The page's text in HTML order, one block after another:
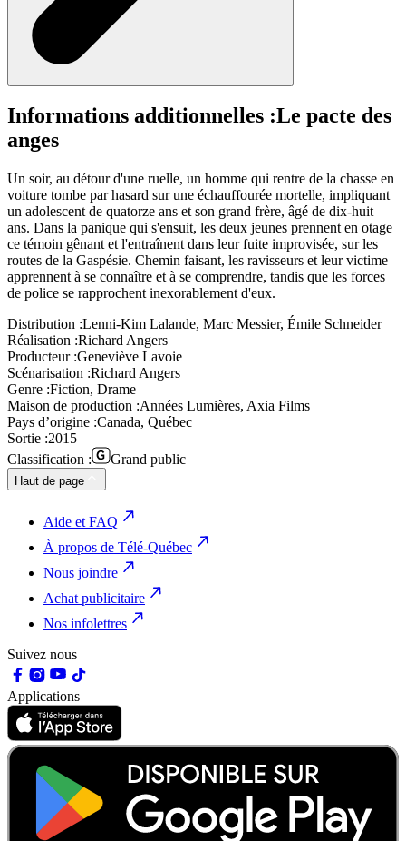
Informations additionnelles :Le pacte des
anges
Un soir, au détour d'une ruelle, un homme qui rentre de la chasse en
voiture tombe par hasard sur une échauffourée mortelle, impliquant
un adolescent de quatorze ans et son grand frère, âgé de dix-huit
ans. Dans la panique qui s'ensuit, les deux jeunes prennent en otage
ce témoin gênant et l'entraînent dans leur fuite improvisée, sur les
routes de la Gaspésie. Chemin faisant, les ravisseurs et leur victime
apprennent à se connaître et à se comprendre, tandis que les forces
de police se rapprochent inexorablement d'eux.
Distribution :Lenni-Kim Lalande, Marc Messier, Émile Schneider
Réalisation :Richard Angers
Producteur :Geneviève Lavoie
Scénarisation :Richard Angers
Genre :Fiction, Drame
Maison de production :Années Lumières, Axia Films
Pays d’origine :Canada, Québec
Sortie :2015
Classification :
Grand public
Haut de page
Aide et FAQ
À propos de Télé-Québec
Nous joindre
Achat publicitaire
Nos infolettres
Suivez nous
Applications